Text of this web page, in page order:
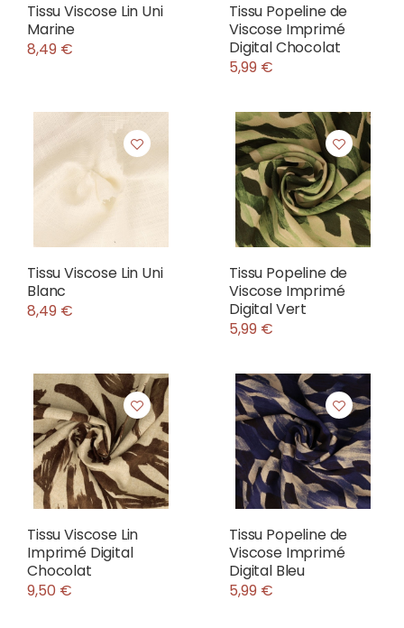
Tissu Viscose Lin Uni
Marine
8,49 €
Tissu Popeline de
Viscose Imprimé
Digital Chocolat
5,99 €
Tissu Viscose Lin Uni
Blanc
8,49 €
Tissu Popeline de
Viscose Imprimé
Digital Vert
5,99 €
Tissu Viscose Lin
Imprimé Digital
Chocolat
9,50 €
Tissu Popeline de
Viscose Imprimé
Digital Bleu
5,99 €